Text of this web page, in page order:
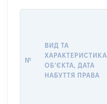
№
ВИД ТА
ХАРАКТЕРИСТИКА
ОБʼЄКТА, ДАТА
НАБУТТЯ ПРАВА